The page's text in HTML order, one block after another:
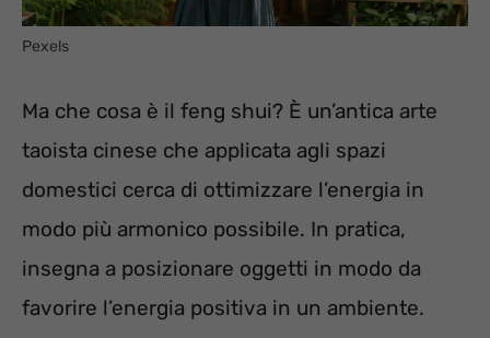
Pexels
Ma che cosa è il feng shui? È un’antica arte
taoista cinese che applicata agli spazi
domestici cerca di ottimizzare l’energia in
modo più armonico possibile. In pratica,
insegna a posizionare oggetti in modo da
favorire l’energia positiva in un ambiente.